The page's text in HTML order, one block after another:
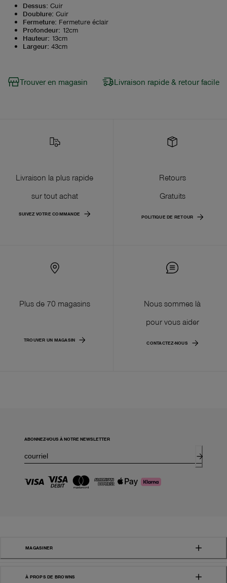
Dessus: Cuir
Doublure: Cuir
Fermeture: Fermeture éclair
Profondeur: 12cm
Hauteur: 13cm
Largeur: 43cm
Trouver en magasin Livraison rapide & retour facile
Livraison la plus rapide
sur tout achat
SUIVEZ VOTRE COMMANDE
Retours
Gratuits
POLITIQUE DE RETOUR
Plus de 70 magasins
TROUVER UN MAGASIN
Nous sommes là
pour vous aider
CONTACTEZ-NOUS
ABONNEZ-VOUS À NOTRE NEWSLETTER
MAGASINER
À PROPS DE BROWNS